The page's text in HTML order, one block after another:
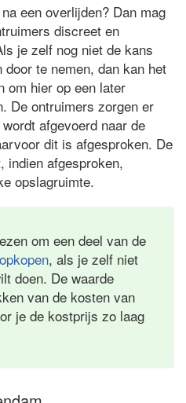
een overlijden? Dan mag
discreet en
je zelf nog niet de kans
te nemen, dan kan het
om hier op een later
De ontruimers zorgen er
afgevoerd naar de
dit is afgesproken. De
indien afgesproken,
opslagruimte.
om een deel van de
, als je zelf niet
doen. De waarde
van de kosten van
je de kostprijs zo laag